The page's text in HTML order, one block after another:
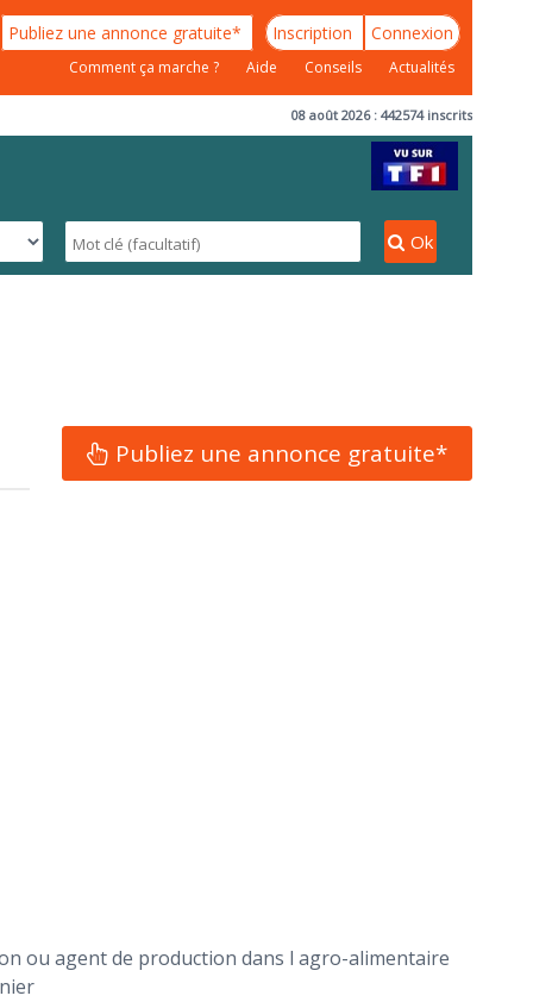
Publiez une annonce gratuite* Inscription Connexion
Comment ça marche ? Aide Conseils Actualités
08 août 2026 : 442574 inscrits
Ok
Publiez une annonce gratuite*
ou agent de production dans l agro-alimentaire